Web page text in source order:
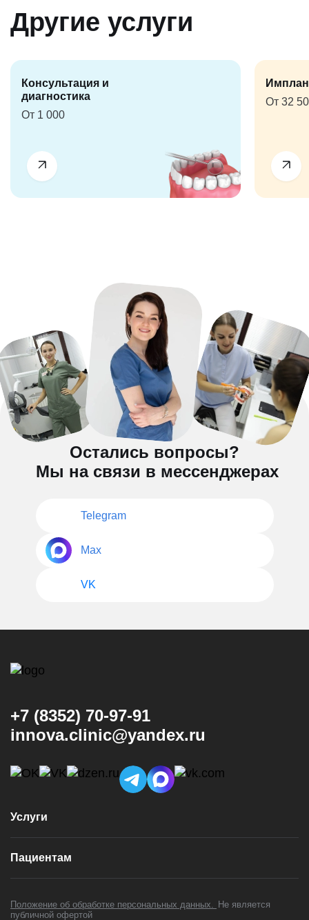
Другие услуги
Консультация и
диагностика
От 1 000
От 32
Остались вопросы?
Мы на связи в мессенджерах
Telegram
Max
VK
+7 (8352) 70-97-91
innova.clinic@yandex.ru
Услуги
Консультация и диагностика
Коронки
Пациентам
Цены
Положение об обработке персональных данных. Не является
публичной офертой